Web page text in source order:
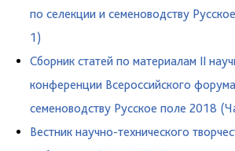
по селекции и семеноводству
1)
Сборник статей по материалам II
конференции Всероссийского
семеноводству Русское поле 2018
Вестник научно-технического